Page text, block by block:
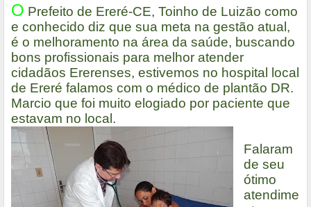
O Prefeito de Ereré-CE, Toinho de Luizão como
e conhecido diz que sua meta na gestão atual,
é o melhoramento na área da saúde, buscando
bons profissionais para melhor atender
cidadãos Ererenses, estivemos no hospital local
de Ereré falamos com o médico de plantão DR.
Marcio que foi muito elogiado por paciente que
estavam no local.
Falaram
de seu
ótimo
atendime